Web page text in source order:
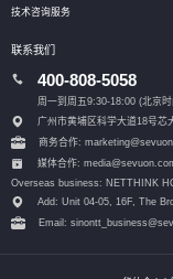
技术咨询服务
联系我们
400-808-5058
周一到周五9:30-18:00 (北京时
广州市黄埔区科学大道18号芯
商务合作:
媒体合作:
Overseas business: NETTHINK
Add: Unit 04-05, 16F, The
Email: